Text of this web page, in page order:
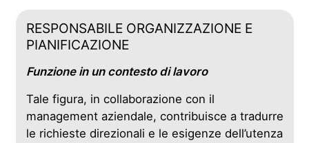
RESPONSABILE ORGANIZZAZIONE E
PIANIFICAZIONE
Funzione in un contesto di lavoro
Tale figura, in collaborazione con il
management aziendale, contribuisce a tradurre
le richieste direzionali e le esigenze dell’utenza